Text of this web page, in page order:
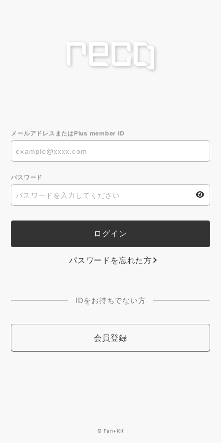
メールアドレスまたはPlus member ID
パスワード
パスワードを忘れた方
IDをお持ちでない方
会員登録
© Fan+Kit